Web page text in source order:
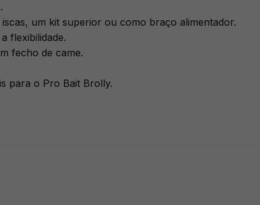
um kit superior ou como braço alimentador.
flexibilidade.
fecho de came.
para o Pro Bait Brolly.